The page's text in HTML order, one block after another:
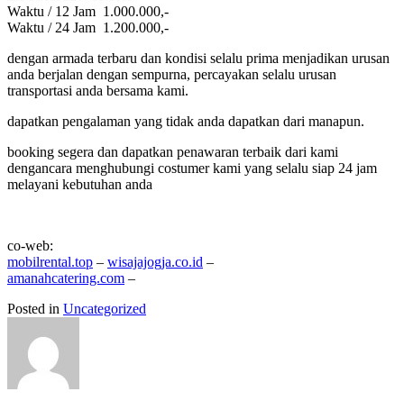
Waktu / 12 Jam 1.000.000,-
Waktu / 24 Jam 1.200.000,-
dengan armada terbaru dan kondisi selalu prima menjadikan urusan
anda berjalan dengan sempurna, percayakan selalu urusan
transportasi anda bersama kami.
dapatkan pengalaman yang tidak anda dapatkan dari manapun.
booking segera dan dapatkan penawaran terbaik dari kami
dengancara menghubungi costumer kami yang selalu siap 24 jam
melayani kebutuhan anda
co-web:
mobilrental.top – wisajajogja.co.id –
amanahcatering.com –
Posted in Uncategorized